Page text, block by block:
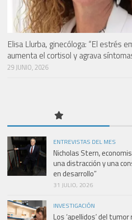
Elisa Llurba, ginecóloga: “El estrés
aumenta el cortisol y agrava
29 JUNIO, 2026
ENTREVISTAS DEL MES
Nicholas Stern,
una distracción y una
en desarrollo”
31 JULIO, 2026
INVESTIGACIÓN
Los ‘apellidos’ del